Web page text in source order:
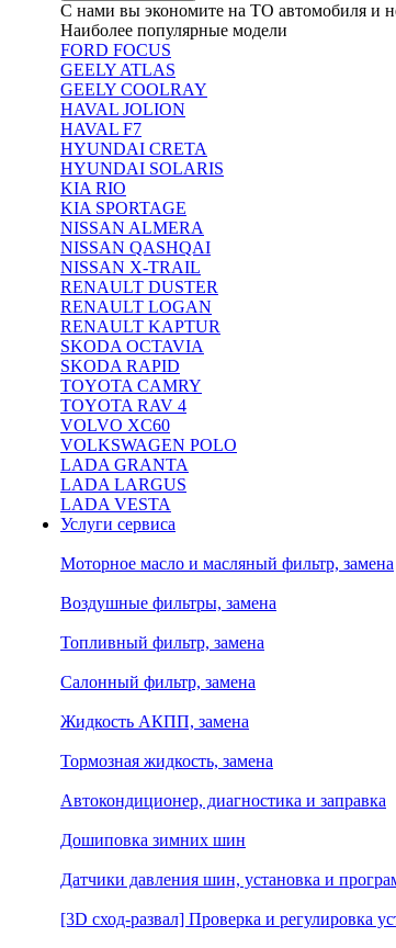
С нами вы экономите на ТО автомобиля и
Наиболее популярные модели
FORD FOCUS
GEELY ATLAS
GEELY COOLRAY
HAVAL JOLION
HAVAL F7
HYUNDAI CRETA
HYUNDAI SOLARIS
KIA RIO
KIA SPORTAGE
NISSAN ALMERA
NISSAN QASHQAI
NISSAN X-TRAIL
RENAULT DUSTER
RENAULT LOGAN
RENAULT KAPTUR
SKODA OCTAVIA
SKODA RAPID
TOYOTA CAMRY
TOYOTA RAV 4
VOLVO XC60
VOLKSWAGEN POLO
LADA GRANTA
LADA LARGUS
LADA VESTA
Услуги сервиса
Моторное масло и масляный фильтр, замена
Воздушные фильтры, замена
Топливный фильтр, замена
Салонный фильтр, замена
Жидкость АКПП, замена
Тормозная жидкость, замена
Автокондиционер, диагностика и заправка
Дошиповка зимних шин
Датчики давления шин, установка и
[3D сход-развал] Проверка и регулировка